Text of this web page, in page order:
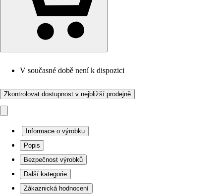
V současné době není k dispozici
Zkontrolovat dostupnost v nejbližší prodejně
Informace o výrobku
Popis
Bezpečnost výrobků
Další kategorie
Zákaznická hodnocení